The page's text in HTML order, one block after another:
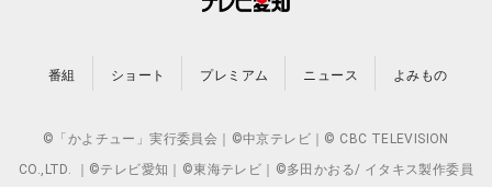
番組 ショート プレミアム ニュース よみもの
©「かよチュー」実行委員会｜©中京テレビ｜© CBC TELEVISION
CO.,LTD. ｜©テレビ愛知｜©東海テレビ｜©多田かおる/ イタキス製作委員